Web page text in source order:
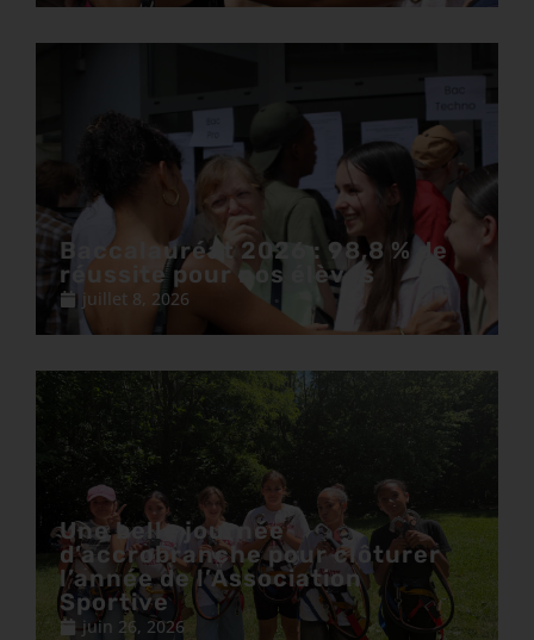
Baccalauréat 2026 : 98,8 % de
réussite pour nos élèves
juillet 8, 2026
Une belle journée
d’accrobranche pour clôturer
l’année de l’Association
Sportive
juin 26, 2026